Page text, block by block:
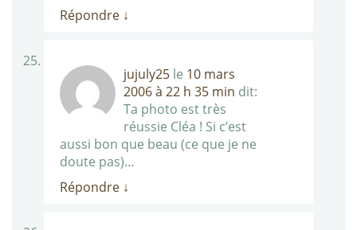
Répondre ↓
jujuly25 le 10 mars
2006 à 22 h 35 min dit:
Ta photo est très
réussie Cléa ! Si c’est
aussi bon que beau (ce que je ne
doute pas)…
Répondre ↓